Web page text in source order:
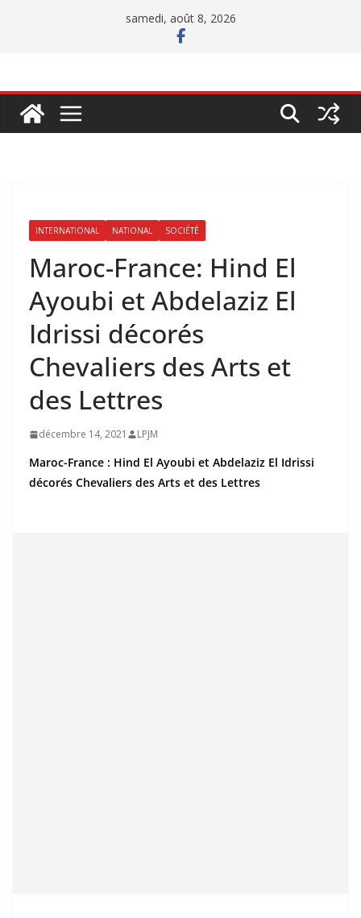
samedi, août 8, 2026
INTERNATIONAL NATIONAL SOCIÉTÉ
Maroc-France: Hind El
Ayoubi et Abdelaziz El
Idrissi décorés
Chevaliers des Arts et
des Lettres
décembre 14, 2021 LPJM
Maroc-France : Hind El Ayoubi et Abdelaziz El Idrissi
décorés Chevaliers des Arts et des Lettres